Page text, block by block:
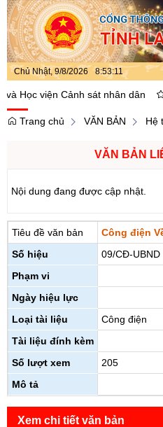
Chủ Nhật, 9/8/2026 8:53:12
viện Cảnh sát nhân dân
Trang chủ VĂN BẢN Hệ
VĂN BẢN
Nội dung đang được cập nhật.
Tiêu đề văn bản
Công điện
Số hiệu
09/CĐ-UBND
Phạm vi
Ngày hiệu lực
Loại tài liệu
Công điện
Tài liệu đính kèm
Số lượt xem
205
Mô tả
Xem chi tiết văn bản